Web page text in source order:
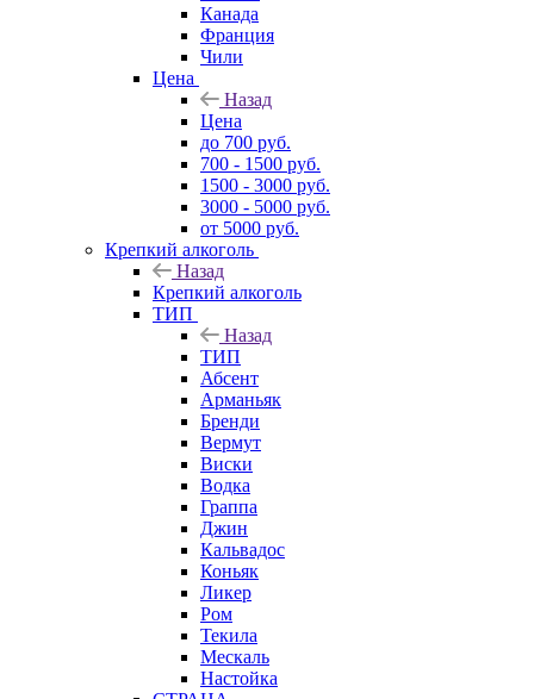
Канада
Франция
Чили
Цена
Назад
Цена
до 700 руб.
700 - 1500 руб.
1500 - 3000 руб.
3000 - 5000 руб.
от 5000 руб.
Крепкий алкоголь
Назад
Крепкий алкоголь
ТИП
Назад
ТИП
Абсент
Арманьяк
Бренди
Вермут
Виски
Водка
Граппа
Джин
Кальвадос
Коньяк
Ликер
Ром
Текила
Мескаль
Настойка